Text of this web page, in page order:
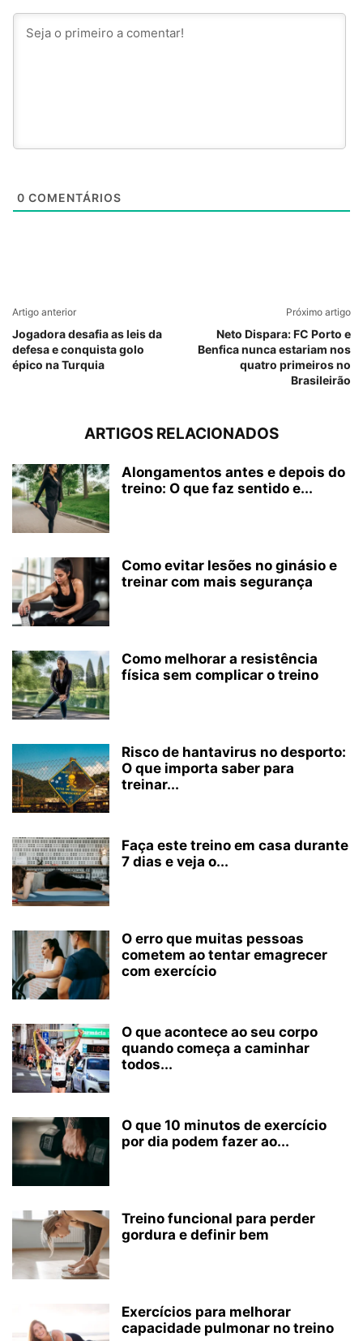
0 COMENTÁRIOS
Artigo anterior
Jogadora desafia as leis da
defesa e conquista golo
épico na Turquia
Próximo artigo
Neto Dispara: FC Porto e
Benfica nunca estariam nos
quatro primeiros no
Brasileirão
ARTIGOS RELACIONADOS
Alongamentos antes e depois do
treino: O que faz sentido e...
Como evitar lesões no ginásio e
treinar com mais segurança
Como melhorar a resistência
física sem complicar o treino
Risco de hantavirus no desporto:
O que importa saber para
treinar...
Faça este treino em casa durante
7 dias e veja o...
O erro que muitas pessoas
cometem ao tentar emagrecer
com exercício
O que acontece ao seu corpo
quando começa a caminhar
todos...
O que 10 minutos de exercício
por dia podem fazer ao...
Treino funcional para perder
gordura e definir bem
Exercícios para melhorar
capacidade pulmonar no treino